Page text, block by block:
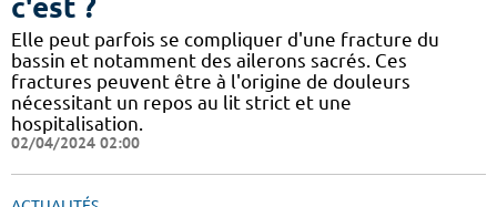
c'est ?
Elle peut parfois se compliquer d'une fracture du
bassin et notamment des ailerons sacrés. Ces
fractures peuvent être à l'origine de douleurs
nécessitant un repos au lit strict et une
hospitalisation.
02/04/2024 02:00